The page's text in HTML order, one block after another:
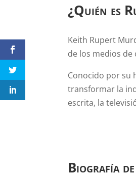
¿Quién es
Keith Rupert
de los medios
Conocido por su
transformar la
escrita, la
Biografía